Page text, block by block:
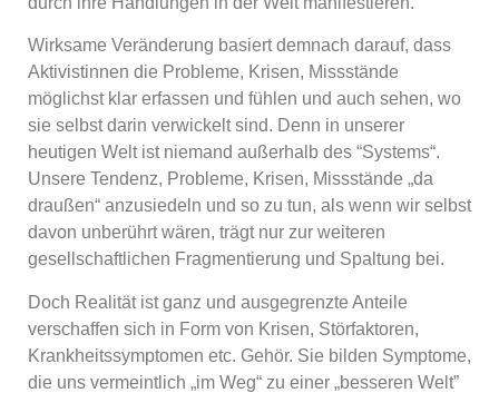
Wirksame Veränderung basiert demnach darauf, dass
Aktivistinnen die Probleme, Krisen, Missstände
möglichst klar erfassen und fühlen und auch sehen, wo
sie selbst darin verwickelt sind. Denn in unserer
heutigen Welt ist niemand außerhalb des “Systems“.
Unsere Tendenz, Probleme, Krisen, Missstände „da
draußen“ anzusiedeln und so zu tun, als wenn wir selbst
davon unberührt wären, trägt nur zur weiteren
gesellschaftlichen Fragmentierung und Spaltung bei.
Doch Realität ist ganz und ausgegrenzte Anteile
verschaffen sich in Form von Krisen, Störfaktoren,
Krankheitssymptomen etc. Gehör. Sie bilden Symptome,
die uns vermeintlich „im Weg“ zu einer „besseren Welt”